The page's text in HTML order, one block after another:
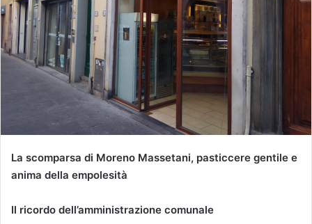
La scomparsa di Moreno Massetani, pasticcere gentile e
anima della empolesità
Il ricordo dell’amministrazione comunale